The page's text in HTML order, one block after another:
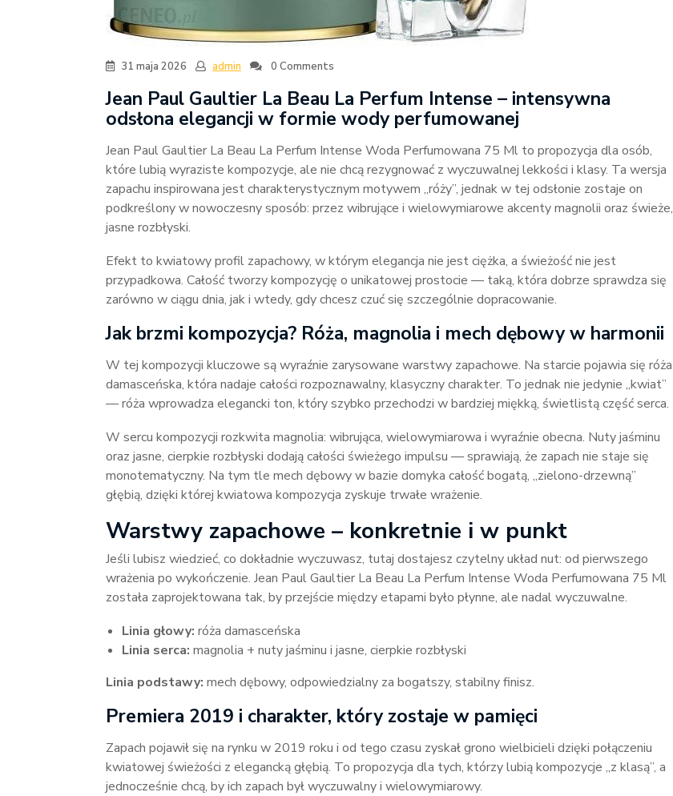
31 maja 2026 admin 0 Comments
Jean Paul Gaultier La Beau La Perfum Intense – intensywna
odsłona elegancji w formie wody perfumowanej
Jean Paul Gaultier La Beau La Perfum Intense Woda Perfumowana 75 Ml to propozycja dla osób,
które lubią wyraziste kompozycje, ale nie chcą rezygnować z wyczuwalnej lekkości i klasy. Ta wersja
zapachu inspirowana jest charakterystycznym motywem „róży”, jednak w tej odsłonie zostaje on
podkreślony w nowoczesny sposób: przez wibrujące i wielowymiarowe akcenty magnolii oraz świeże,
jasne rozbłyski.
Efekt to kwiatowy profil zapachowy, w którym elegancja nie jest ciężka, a świeżość nie jest
przypadkowa. Całość tworzy kompozycję o unikatowej prostocie — taką, która dobrze sprawdza się
zarówno w ciągu dnia, jak i wtedy, gdy chcesz czuć się szczególnie dopracowanie.
Jak brzmi kompozycja? Róża, magnolia i mech dębowy w harmonii
W tej kompozycji kluczowe są wyraźnie zarysowane warstwy zapachowe. Na starcie pojawia się róża
damasceńska, która nadaje całości rozpoznawalny, klasyczny charakter. To jednak nie jedynie „kwiat”
— róża wprowadza elegancki ton, który szybko przechodzi w bardziej miękką, świetlistą część serca.
W sercu kompozycji rozkwita magnolia: wibrująca, wielowymiarowa i wyraźnie obecna. Nuty jaśminu
oraz jasne, cierpkie rozbłyski dodają całości świeżego impulsu — sprawiają, że zapach nie staje się
monotematyczny. Na tym tle mech dębowy w bazie domyka całość bogatą, „zielono-drzewną”
głębią, dzięki której kwiatowa kompozycja zyskuje trwałe wrażenie.
Warstwy zapachowe – konkretnie i w punkt
Jeśli lubisz wiedzieć, co dokładnie wyczuwasz, tutaj dostajesz czytelny układ nut: od pierwszego
wrażenia po wykończenie. Jean Paul Gaultier La Beau La Perfum Intense Woda Perfumowana 75 Ml
została zaprojektowana tak, by przejście między etapami było płynne, ale nadal wyczuwalne.
Linia głowy: róża damasceńska
Linia serca: magnolia + nuty jaśminu i jasne, cierpkie rozbłyski
Linia podstawy: mech dębowy, odpowiedzialny za bogatszy, stabilny finisz.
Premiera 2019 i charakter, który zostaje w pamięci
Zapach pojawił się na rynku w 2019 roku i od tego czasu zyskał grono wielbicieli dzięki połączeniu
kwiatowej świeżości z elegancką głębią. To propozycja dla tych, którzy lubią kompozycje „z klasą”, a
jednocześnie chcą, by ich zapach był wyczuwalny i wielowymiarowy.